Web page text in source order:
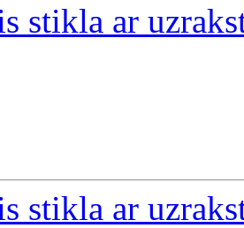
stikla ar
stikla ar